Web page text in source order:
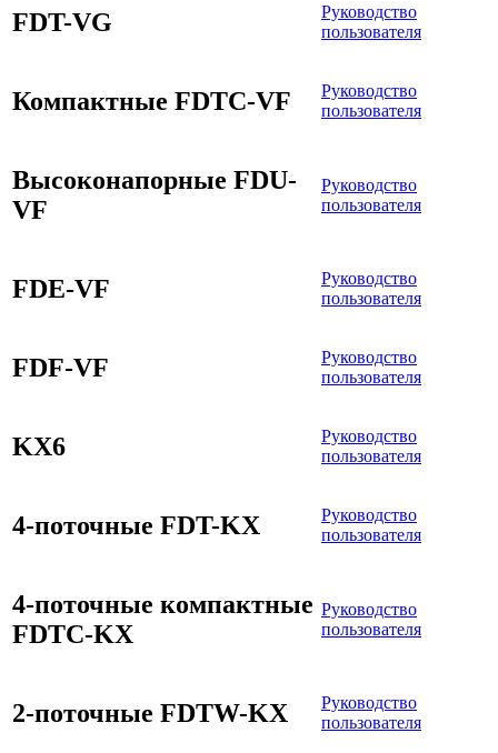
FDT-VG
Руководство
пользователя
Компактные FDTC-VF
Руководство
пользователя
Высоконапорные FDU-
VF
Руководство
пользователя
FDE-VF
Руководство
пользователя
FDF-VF
Руководство
пользователя
KX6
Руководство
пользователя
4-поточные FDT-KX
Руководство
пользователя
4-поточные компактные
FDTC-KX
Руководство
пользователя
2-поточные FDTW-KX
Руководство
пользователя